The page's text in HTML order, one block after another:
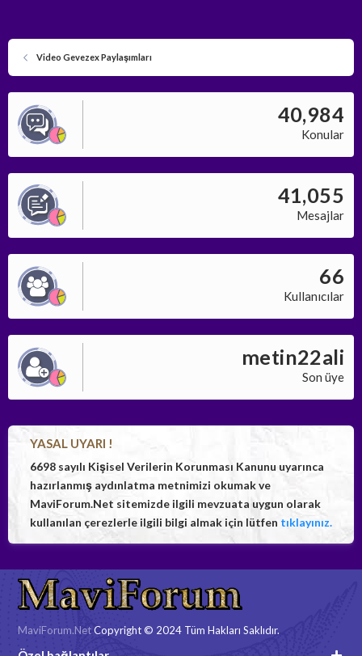
Video Gevezex Paylaşımları
40,984
Konular
41,055
Mesajlar
66
Kullanıcılar
metin22ali
Son üye
YASAL UYARI !
6698 sayılı Kişisel Verilerin Korunması Kanunu uyarınca
hazırlanmış aydınlatma metnimizi okumak ve
MaviForum.Net sitemizde ilgili mevzuata uygun olarak
kullanılan çerezlerle ilgili bilgi almak için lütfen tıklayınız.
MaviForum.NetCopyright © 2024 Tüm Hakları Saklıdır.